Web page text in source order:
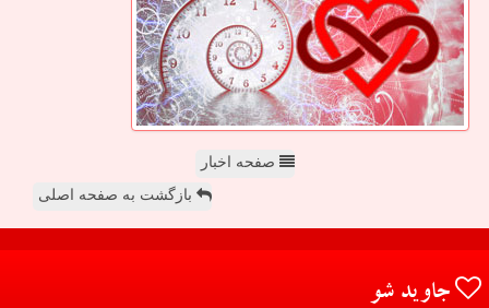
صفحه اخبار
بازگشت به صفحه اصلی
جاوید شو